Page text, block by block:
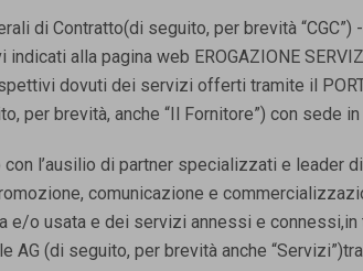
di Contratto(di seguito, per brevità
alla pagina web EROGAZIONE
dovuti dei servizi offerti tramite il
per brevità, anche “Il Fornitore”) con sede
l’ausilio di partner specializzati e leader
comunicazione e
e/o usata e dei servizi annessi e
AG (di seguito, per brevità anche